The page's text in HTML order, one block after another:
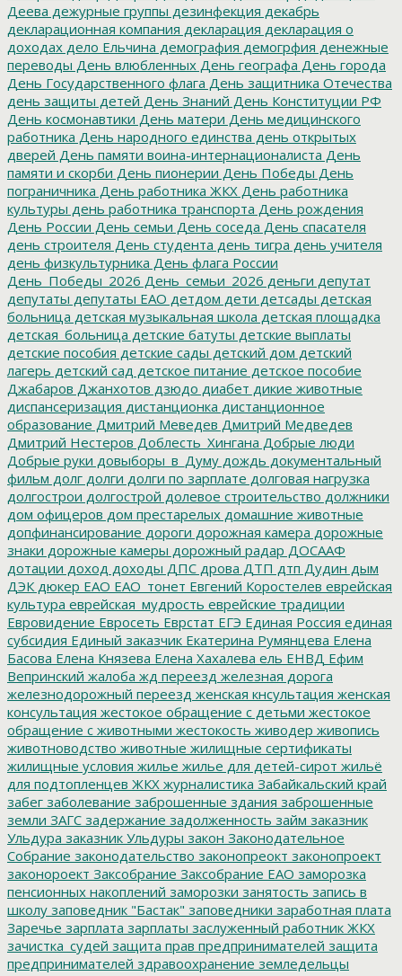
Деева дежурные группы дезинфекция декабрь
декларационная компания декларация декларация о
доходах дело Ельчина демография демогрфия денежные
переводы День влюбленных День географа День города
День Государственного флага День защитника Отечества
день защиты детей День Знаний День Конституции РФ
День космонавтики День матери День медицинского
работника День народного единства день открытых
дверей День памяти воина-интернационалиста День
памяти и скорби День пионерии День Победы День
пограничника День работника ЖКХ День работника
культуры день работника транспорта День рождения
День России День семьи День соседа День спасателя
день строителя День студента день тигра день учителя
день физкультурника День флага России
День_Победы_2026 День_семьи_2026 деньги депутат
депутаты депутаты ЕАО детдом дети детсады детская
больница детская музыкальная школа детская площадка
детская_больница детские батуты детские выплаты
детские пособия детские сады детский дом детский
лагерь детский сад детское питание детское пособие
Джабаров Джанхотов дзюдо диабет дикие животные
диспансеризация дистанционка дистанционное
образование Дмитрий Меведев Дмитрий Медведев
Дмитрий Нестеров Доблесть_Хингана Добрые люди
Добрые руки довыборы_в_Думу дождь документальный
фильм долг долги долги по зарплате долговая нагрузка
долгострои долгострой долевое строительство должники
дом офицеров дом престарелых домашние животные
допфинансирование дороги дорожная камера дорожные
знаки дорожные камеры дорожный радар ДОСААФ
дотации доход доходы ДПС дрова ДТП дтп Дудин дым
ДЭК дюкер ЕАО ЕАО_тонет Евгений Коростелев еврейская
культура еврейская_мудрость еврейские традиции
Евровидение Евросеть Еврстат ЕГЭ Единая Россия единая
субсидия Единый заказчик Екатерина Румянцева Елена
Басова Елена Князева Елена Хахалева ель ЕНВД Ефим
Вепринский жалоба жд переезд железная дорога
железнодорожный переезд женская кнсультация женская
консультация жестокое обращение с детьми жестокое
обращение с животными жестокость живодер живопись
животноводство животные жилищные сертификаты
жилищные условия жилье жилье для детей-сирот жильё
для подтопленцев ЖКХ журналистика Забайкальский край
забег заболевание заброшенные здания заброшенные
земли ЗАГС задержание задолженность займ заказник
Ульдура заказник Ульдуры закон Законодательное
Собрание законодательство законопреокт законопроект
законороект Заксобрание Заксобрание ЕАО заморозка
пенсионных накоплений заморозки занятость запись в
школу заповедник "Бастак" заповедники заработная плата
Заречье зарплата зарплаты заслуженный работник ЖКХ
зачистка_судей защита прав предпринимателей защита
предпринимателей здравоохранение земледельцы